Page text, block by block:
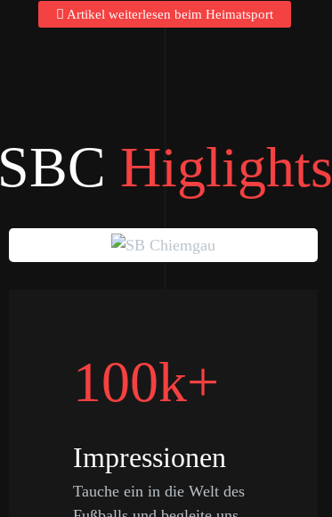
Artikel weiterlesen beim Heimatsport
SBC Higlights
100k+
Impressionen
Tauche ein in die Welt des